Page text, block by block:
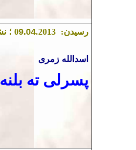
رسیدن: 09.04.2013 ؛ نشر :
اسدالله زمری
پسرلی ته بلنه